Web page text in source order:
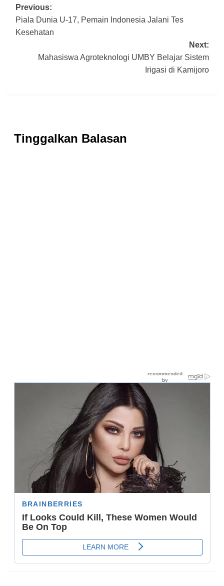
Post
navigation
Previous:
Piala Dunia U-17, Pemain Indonesia Jalani Tes
Kesehatan
Next:
Mahasiswa Agroteknologi UMBY Belajar Sistem
Irigasi di Kamijoro
Tinggalkan Balasan